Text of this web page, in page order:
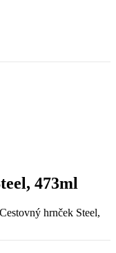
473ml
hrnček Steel,